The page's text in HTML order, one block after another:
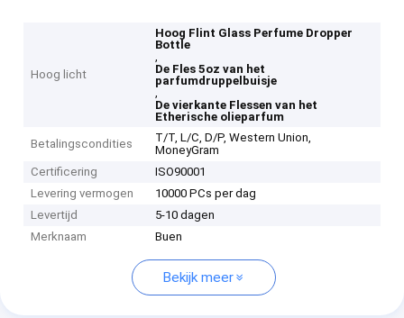
Hoog licht
Hoog Flint Glass Perfume Dropper
Bottle
,
De Fles 5oz van het
parfumdruppelbuisje
,
De vierkante Flessen van het
Etherische olieparfum
Betalingscondities
T/T, L/C, D/P, Western Union,
MoneyGram
Certificering
ISO90001
Levering vermogen
10000 PCs per dag
Levertijd
5-10 dagen
Merknaam
Buen
Bekijk meer